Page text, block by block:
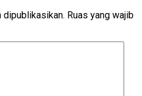
dipublikasikan. Ruas yang wajib